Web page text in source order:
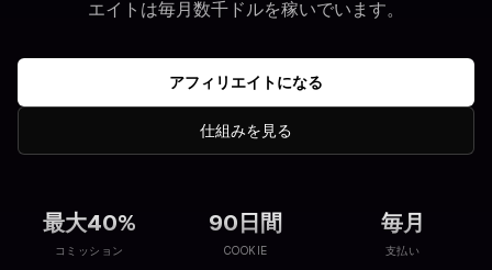
エイトは毎月数千ドルを稼いでいます。
アフィリエイトになる
仕組みを見る
最大40%
コミッション
90日間
COOKIE
毎月
支払い